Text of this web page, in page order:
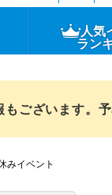
人気
ラン
ございます。予
みイベント